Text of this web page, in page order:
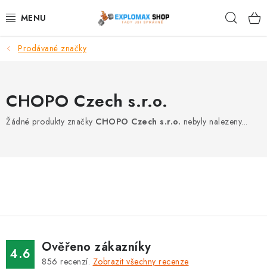
na
%AKCE
ZNAČKY
Prodávané značky
CHOPO Czech s.r.o.
Žádné produkty značky CHOPO Czech s.r.o. nebyly nalezeny...
4.6 Ověřeno zákazníky
856 recenzí. Zobrazit všechny recenze